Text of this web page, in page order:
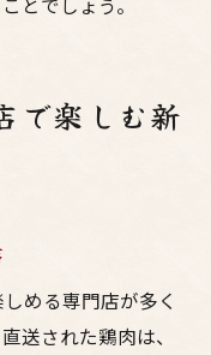
で楽しむ新
める専門店が多く
送された鶏肉は、